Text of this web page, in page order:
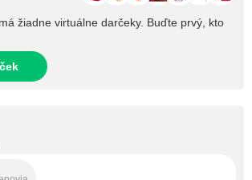
žiadne virtuálne darčeky. Buďte prvý, kto